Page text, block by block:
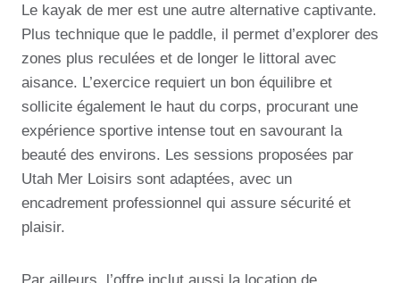
Le kayak de mer est une autre alternative captivante.
Plus technique que le paddle, il permet d’explorer des
zones plus reculées et de longer le littoral avec
aisance. L’exercice requiert un bon équilibre et
sollicite également le haut du corps, procurant une
expérience sportive intense tout en savourant la
beauté des environs. Les sessions proposées par
Utah Mer Loisirs sont adaptées, avec un
encadrement professionnel qui assure sécurité et
plaisir.